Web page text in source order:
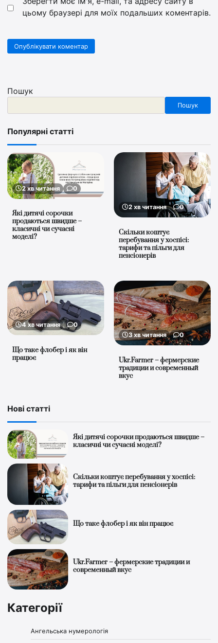
цьому браузері для моїх подальших коментарів.
Пошук
Пошук
Популярні статті
2 хв читання 0
Які дитячі сорочки
продаються швидше –
класичні чи сучасні
моделі?
2 хв читання 0
Скільки коштує
перебування у хоспісі:
тарифи та пільги для
пенсіонерів
4 хв читання 0
Що таке флобер і як він
працює
3 хв читання 0
Ukr.Farmer – фермерские
традиции и современный
вкус
Нові статті
Які дитячі сорочки продаються швидше –
класичні чи сучасні моделі?
Скільки коштує перебування у хоспісі:
тарифи та пільги для пенсіонерів
Що таке флобер і як він працює
Ukr.Farmer – фермерские традиции и
современный вкус
Категорії
Ангельська нумерологія